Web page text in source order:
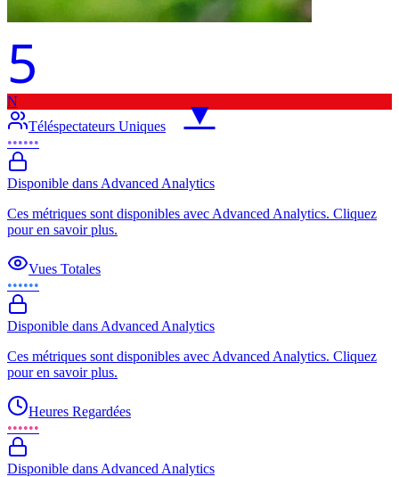
5
▼
N
Téléspectateurs Uniques
••••••
Disponible dans Advanced Analytics
Ces métriques sont disponibles avec Advanced Analytics. Cliquez
pour en savoir plus.
Vues Totales
••••••
Disponible dans Advanced Analytics
Ces métriques sont disponibles avec Advanced Analytics. Cliquez
pour en savoir plus.
Heures Regardées
••••••
Disponible dans Advanced Analytics